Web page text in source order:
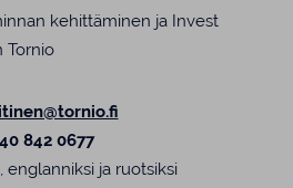
kehittäminen ja Invest
Tornio
842 0677
englanniksi ja ruotsiksi